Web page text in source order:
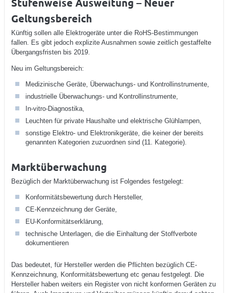
Geltungsbereich
Künftig sollen alle Elektrogeräte unter die RoHS-Bestimmungen
fallen. Es gibt jedoch explizite Ausnahmen sowie zeitlich gestaffelte
Übergangsfristen bis 2019.
Neu im Geltungsbereich:
Medizinische Geräte, Überwachungs- und Kontrollinstrumente,
industrielle Überwachungs- und Kontrollinstrumente,
In-vitro-Diagnostika,
Leuchten für private Haushalte und elektrische Glühlampen,
sonstige Elektro- und Elektronikgeräte, die keiner der bereits
genannten Kategorien zuzuordnen sind (11. Kategorie).
Marktüberwachung
Bezüglich der Marktüberwachung ist Folgendes festgelegt:
Konformitätsbewertung durch Hersteller,
CE-Kennzeichnung der Geräte,
EU-Konformitätserklärung,
technische Unterlagen, die die Einhaltung der Stoffverbote
dokumentieren
Das bedeutet, für Hersteller werden die Pflichten bezüglich CE-
Kennzeichnung, Konformitätsbewertung etc genau festgelegt. Die
Hersteller haben weiters ein Register von nicht konformen Geräten zu